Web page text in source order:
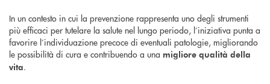
In un contesto in cui la prevenzione rappresenta uno degli strumenti
più efficaci per tutelare la salute nel lungo periodo, l’iniziativa punta a
favorire l’individuazione precoce di eventuali patologie, migliorando
le possibilità di cura e contribuendo a una migliore qualità della
vita.